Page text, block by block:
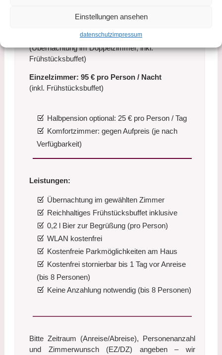
Einstellungen ansehen
datenschutzimpressum
70 € pro Person / Nacht
(Übernachtung im Doppelzimmer, inkl.
Frühstücksbuffet)
Einzelzimmer: 95 € pro Person / Nacht
(inkl. Frühstücksbuffet)
Halbpension optional: 25 € pro Person / Tag
Komfortzimmer: gegen Aufpreis (je nach
Verfügbarkeit)
Leistungen:
Übernachtung im gewählten Zimmer
Reichhaltiges Frühstücksbuffet inklusive
0,2 l Bier zur Begrüßung (pro Person)
WLAN kostenfrei
Kostenfreie Parkmöglichkeiten am Haus
Kostenfrei stornierbar bis 1 Tag vor Anreise
(bis 8 Personen)
Keine Anzahlung notwendig (bis 8 Personen)
Bitte Zeitraum (Anreise/Abreise), Personenanzahl
und Zimmerwunsch (EZ/DZ) angeben – wir